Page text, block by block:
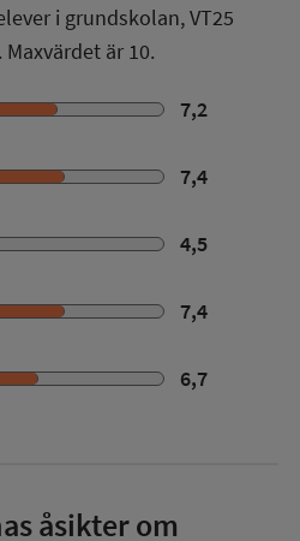
i grundskolan,VT25
är 10.
7,2
7,4
4,5
7,4
6,7
åsikter om